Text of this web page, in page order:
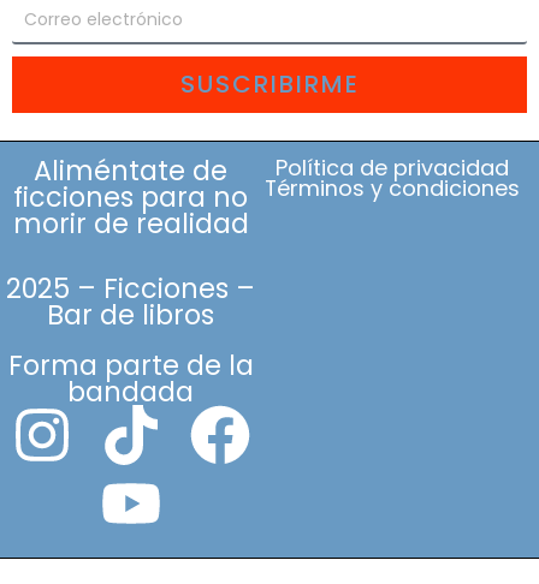
SUSCRIBIRME
Aliméntate de
ficciones para no
morir de realidad
2025 – Ficciones –
Bar de libros
Forma parte de la
bandada
Política de privacidad
Términos y condiciones